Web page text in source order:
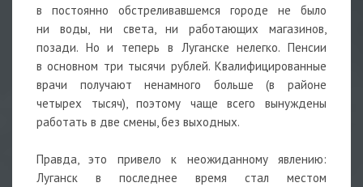
в постоянно обстреливавшемся городе не было
ни воды, ни света, ни работающих магазинов,
позади. Но и теперь в Луганске нелегко. Пенсии
в основном три тысячи рублей. Квалифицированные
врачи получают ненамного больше (в районе
четырех тысяч), поэтому чаще всего вынуждены
работать в две смены, без выходных.
Правда, это привело к неожиданному явлению:
Луганск в последнее время стал местом